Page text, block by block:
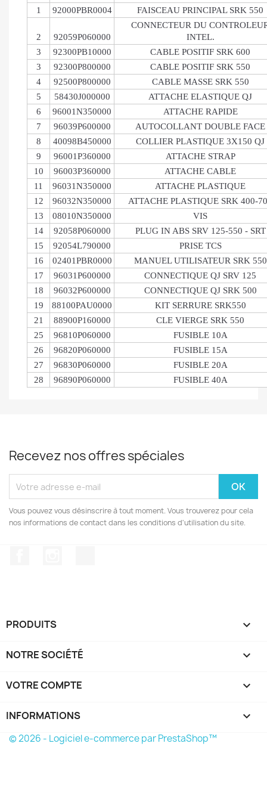
1 92000PBR0004 FAISCEAU PRINCIPAL SRK 550
2 92059P060000
CONNECTEUR DU
INTEL.
3
92300PB10000
CABLE POSITIF SRK 600
3
92300P800000
CABLE POSITIF SRK 550
4
92500P800000
CABLE MASSE SRK 550
5
58430J000000
ATTACHE ELASTIQUE QJ
6
96001N350000
ATTACHE RAPIDE
7
96039P600000
AUTOCOLLANT DOUBLE FACE
8
40098B450000
COLLIER PLASTIQUE 3X150 QJ
9
96001P360000
ATTACHE STRAP
10
96003P360000
ATTACHE CABLE
11
96031N350000
ATTACHE PLASTIQUE
12
96032N350000
ATTACHE PLASTIQUE SRK 400-
13
08010N350000
VIS
14
92058P060000
PLUG IN ABS SRV 125-550 - SRT
15
92054L790000
PRISE TCS
16
02401PBR0000
MANUEL UTILISATEUR SRK 550
17
96031P600000
CONNECTIQUE QJ SRV 125
18
96032P600000
CONNECTIQUE QJ SRK 500
19
88100PAU0000
KIT SERRURE SRK550
21
88900P160000
CLE VIERGE SRK 550
25
96810P060000
FUSIBLE 10A
26
96820P060000
FUSIBLE 15A
27
96830P060000
FUSIBLE 20A
28
96890P060000 FUSIBLE 40A
Recevez nos offres spéciales
Vous pouvez vous désinscrire à tout moment. Vous trouverez pour cela
nos informations de contact dans les conditions d'utilisation du site.
PRODUITS 
NOTRE SOCIÉTÉ 
VOTRE COMPTE 
INFORMATIONS keyboard_arrow_down
© 2026 - Logiciel e-commerce par PrestaShop™